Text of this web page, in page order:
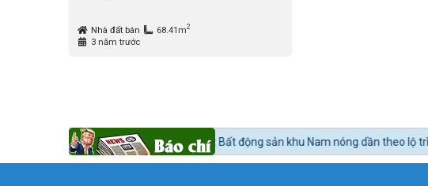
Nhà đất bán 68.41m2
3 năm trước
Tin tức 24h BĐS:Bất động sản khu Nam nóng dần theo lộ trình lên quận Nhà Bè.